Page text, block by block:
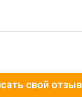
свой отзыв